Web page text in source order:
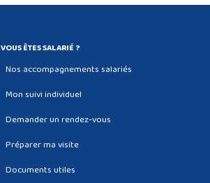
VOUS ÊTES SALARIÉ ?
Nos accompagnements salariés
Mon suivi individuel
Demander un rendez-vous
Préparer ma visite
Documents utiles